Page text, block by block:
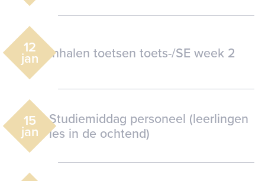
12
jan Inhalen toetsen toets-/SE week 2
15
jan
Studiemiddag personeel (leerlingen
les in de ochtend)